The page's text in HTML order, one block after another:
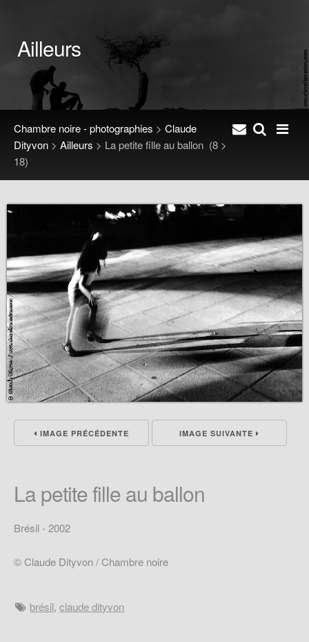
Ailleurs
Chambre noire - photographies > Claude
Dityvon > Ailleurs > La petite fille au ballon (8 >
18)
IMAGE PRÉCÉDENTE IMAGE SUIVANTE
La petite fille au ballon
Brésil - 2002
© Claude Dityvon / Chambre noire
brésil,claude dityvon